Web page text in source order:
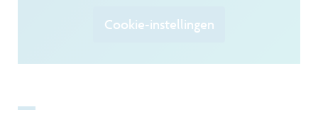
Cookie-instellingen